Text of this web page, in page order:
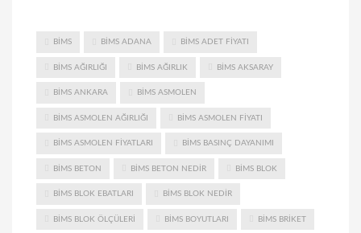
BIMS BIMS ADANA BIMS ADET FIYATI
BIMS AĞIRLIĞI BIMS AĞIRLIK BIMS AKSARAY
BIMS ANKARA BIMS ASMOLEN
BIMS ASMOLEN AĞIRLIĞI BIMS ASMOLEN FIYATI
BIMS ASMOLEN FIYATLARI BIMS BASINÇ DAYANIMI
BIMS BETON BIMS BETON NEDIR BIMS BLOK
BIMS BLOK EBATLARI BIMS BLOK NEDIR
BIMS BLOK ÖLÇÜLERI BIMS BOYUTLARI BIMS BRIKET